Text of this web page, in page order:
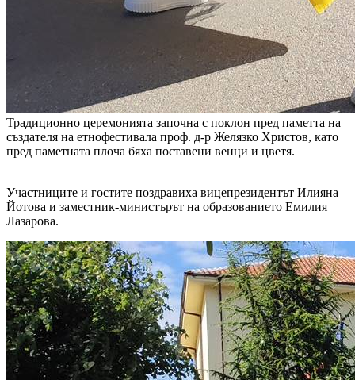
Традиционно церемонията започна с поклон пред паметта на
създателя на етнофестивала проф. д-р Желязко Христов, като
пред паметната плоча бяха поставени венци и цветя.
Участниците и гостите поздравиха вицепрезидентът Илияна
Йотова и заместник-министърът на образованието Емилия
Лазарова.